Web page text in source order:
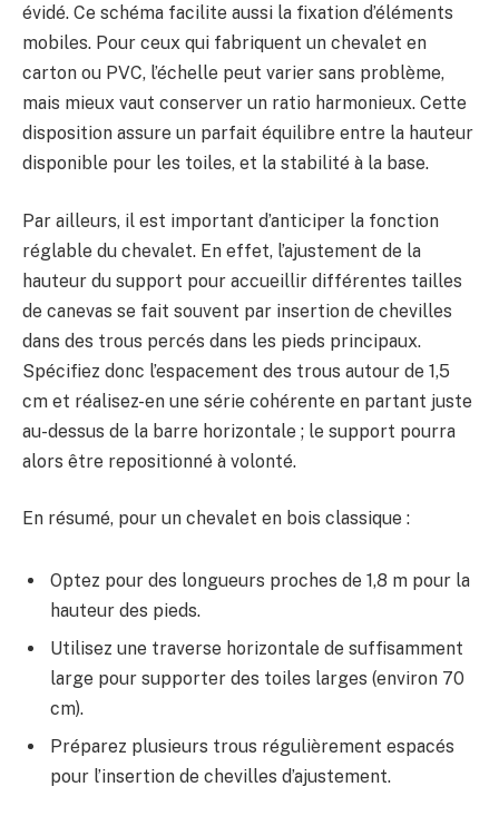
évidé. Ce schéma facilite aussi la fixation d’éléments
mobiles. Pour ceux qui fabriquent un chevalet en
carton ou PVC, l’échelle peut varier sans problème,
mais mieux vaut conserver un ratio harmonieux. Cette
disposition assure un parfait équilibre entre la hauteur
disponible pour les toiles, et la stabilité à la base.
Par ailleurs, il est important d’anticiper la fonction
réglable du chevalet. En effet, l’ajustement de la
hauteur du support pour accueillir différentes tailles
de canevas se fait souvent par insertion de chevilles
dans des trous percés dans les pieds principaux.
Spécifiez donc l’espacement des trous autour de 1,5
cm et réalisez-en une série cohérente en partant juste
au-dessus de la barre horizontale ; le support pourra
alors être repositionné à volonté.
En résumé, pour un chevalet en bois classique :
Optez pour des longueurs proches de 1,8 m pour la
hauteur des pieds.
Utilisez une traverse horizontale de suffisamment
large pour supporter des toiles larges (environ 70
cm).
Préparez plusieurs trous régulièrement espacés
pour l’insertion de chevilles d’ajustement.